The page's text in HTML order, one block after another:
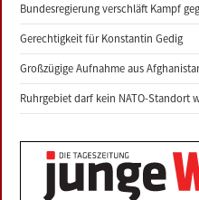
Bundesregierung verschläft Kampf
Gerechtigkeit für Konstantin Gedig
Großzügige Aufnahme aus
Ruhrgebiet darf kein NATO-Standort